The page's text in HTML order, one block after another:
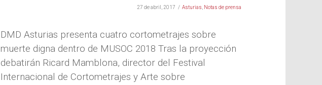
27 de abril, 2017 Asturias Notas de prensa
DMD Asturias presenta cuatro cortometrajes sobre
muerte digna dentro de MUSOC 2018 Tras la proyección
debatirán Ricard Mamblona, director del Festival
Internacional de Cortometrajes y Arte sobre